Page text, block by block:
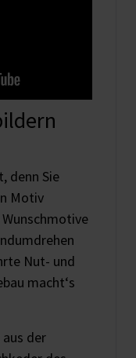
denn Sie
Motiv
Nut- und
macht‘s
der